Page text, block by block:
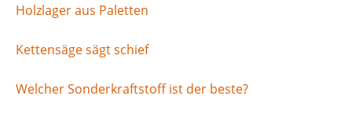
Holzlager aus Paletten
Kettensäge sägt schief
Welcher Sonderkraftstoff ist der beste?